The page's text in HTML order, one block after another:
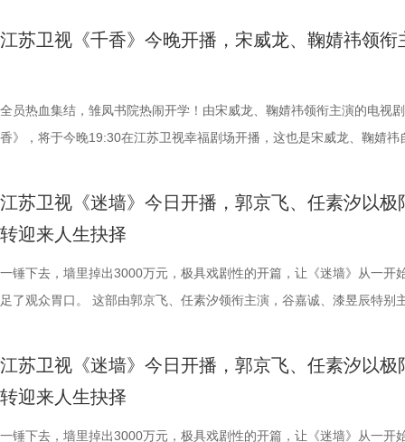
坦途。也恰恰因此，让人更想看下去，夏晓兰究竟能闯出一片怎样的天
而这一次，她将一个“36岁现代女性魂穿18岁农村少女”的极致设定，演
次分明、真实可感。 面对乡邻泼来的脏水，她眼神冷冽，寥寥几句便直
代，机灵劲儿全写在眼角眉梢。 从穿碎花衫、踩解放鞋的女孩，到梳着
不只是夏晓兰的逆袭，更是一个演员稳扎稳打的蜕变。 最初认识翟潇闻
歌曲类节目的舞台上。而这一次，他褪去歌手的锋芒，走进了周诚的世
演一个青涩、温润的八十年代青年。 周诚是个温柔、真诚的人，始终支
成为很多人心里的“白月光”。 初见夏晓兰时藏不住的心动，到后来固执
踏实感。”这是对角色的认可，更是对演员的褒奖。 除了年轻主演撑起主
外，王冠逸、郑伟、林潇、赵达、涂凌、董璇、蒋易、樊霖锋等实力派
身份进行多维度刻画，力求在历史事实基础上还原其精神抉择。据制片
有担当、有家国情怀的民族企业家形象，让更多观众走近民族先贤，感
民族自强不息、实干报国的精神品格。 张謇一生与近代中国命运紧密相
张謇从状元到实业家的身份转变，以及近代知识分子通过实业和社会实
历史纪念价值。剧名“江海潮生”既点明南通通江达海的地域特征，也隐喻
立足本土、顺应时代潮流的开放视野。剧中以平实细腻的笔触呈现张謇
抉择与命运沉浮，将其突破陈规、敢为人先的开阔眼界，埋头苦干、坚
话，与当代观众形成深刻共鸣。 该剧由幸福蓝海影视文化集团股份有限
笔画排序）。主创团队表示，希望借助扎实的表演与严谨的制作，让观
这位“状元实业家”的真实人生，感受近代中国实业报国精神的厚重分量。
物关系。 本季最大的变数，莫过于大学生村官秦淑宇【穆玉环（穆乐恩
彻底打乱。当秦淑宇严苛的规范化管理，撞上张浩灵活变通的“野路子”，
从工作理念到执行细节频频交锋，火花四溅，笑料百出。 2.jpg 与此同时
本居高不下，示范村评选更是强敌环伺，每一步都走得如履薄冰；感情
黄涌泉（刘萌萌 饰）带来的“亲子关系”风波砸中。外有示范村评选“紧箍
内有情感信任危机，张浩能否凭借他的“草根智慧”化解这场事业与情感的
危机，成为本季最大看点！ 全村整活群像生辉，绘就乡村振兴新图景 除
剧集亦不乏温情落点。既有大权、福生、二狗、郝成功等配角贡献的魔
深沉的爱。这种笑中带泪的叙事，让观众在收获高密度快乐的同时，更
见证年轻一代对家乡建设的执着探索与赤诚之心。 作为“二龙湖”IP的成
们的期待。 入书院遇良人，也遇天敌 《千香》的故事，始于一场命运的
修远（宋威龙 饰），也以温润少年的身份步入书院。同窗修习的时光里
生到熟悉，从试探到依赖，情愫在一次次共渡难关中悄然滋生。 鞠婧祎
蜕变为清冷坚韧、身负三界命运的神女；而雷修远的真实身份，则是身
当真相渐露，相爱之人被迫站在对立的两端，上演一段跨越宿命的爱情
的设定，也让不少观众将其称呼为修仙版的“梁山伯与祝英台”。 视觉层
《千香》也呈现了一场国风美学的精致范本。剧组历时数月，手工打造
罗裙、简约头饰为主，展现灵动娇俏。后期蜕变为清冷神女姜黎非，以
件手工缝制便耗时400小时。男主角宋威龙的水墨袍则走内敛路线，蓝白
看似清雅素净，实则腰封与袖口暗藏金线雷纹，正应了造型团队“藏雷于
江苏卫视《千香》今晚开播，宋威龙、鞠婧祎领衔
全员热血集结，雏凤书院热闹开学！由宋威龙、鞠婧祎领衔主演的电视
香》，将于今晚19:30在江苏卫视幸福剧场开播，这也是宋威龙、鞠婧祎
们的期待。 入书院遇良人，也遇天敌 《千香》的故事，始于一场命运的
失踪后，为追寻线索而踏入雏凤书院。与此同时，为救兄长而刻意接近
修远（宋威龙 饰），也以温润少年的身份步入书院。同窗修习的时光里
生到熟悉，从试探到依赖，情愫在一次次共渡难关中悄然滋生。 鞠婧祎
蜕变为清冷坚韧、身负三界命运的神女；而雷修远的真实身份，则是身
当真相渐露，相爱之人被迫站在对立的两端，上演一段跨越宿命的爱情
的设定，也让不少观众将其称呼为修仙版的“梁山伯与祝英台”。 视觉层
江苏卫视《迷墙》今日开播，郭京飞、任素汐以极
转迎来人生抉择
一锤下去，墙里掉出3000万元，极具戏剧性的开篇，让《迷墙》从一开
足了观众胃口。 这部由郭京飞、任素汐领衔主演，谷嘉诚、漆昱辰特别
降巨款，一对被推入命运漩涡的普通夫妻，这场关于金钱、婚姻与人性
对带着几分霉运的夫妻。丈夫余鸣（郭京飞 饰）在生活和赚钱上都颇为
调：直播卖珍珠粉被曝质量问题，急于救人却忘了拉手刹导致车辆刮蹭
江苏卫视《迷墙》今日开播，郭京飞、任素汐以极
转迎来人生抉择
一锤下去，墙里掉出3000万元，极具戏剧性的开篇，让《迷墙》从一开